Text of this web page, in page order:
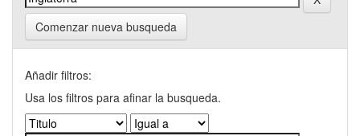
Comenzar nueva busqueda
Añadir filtros:
Usa los filtros para afinar la busqueda.